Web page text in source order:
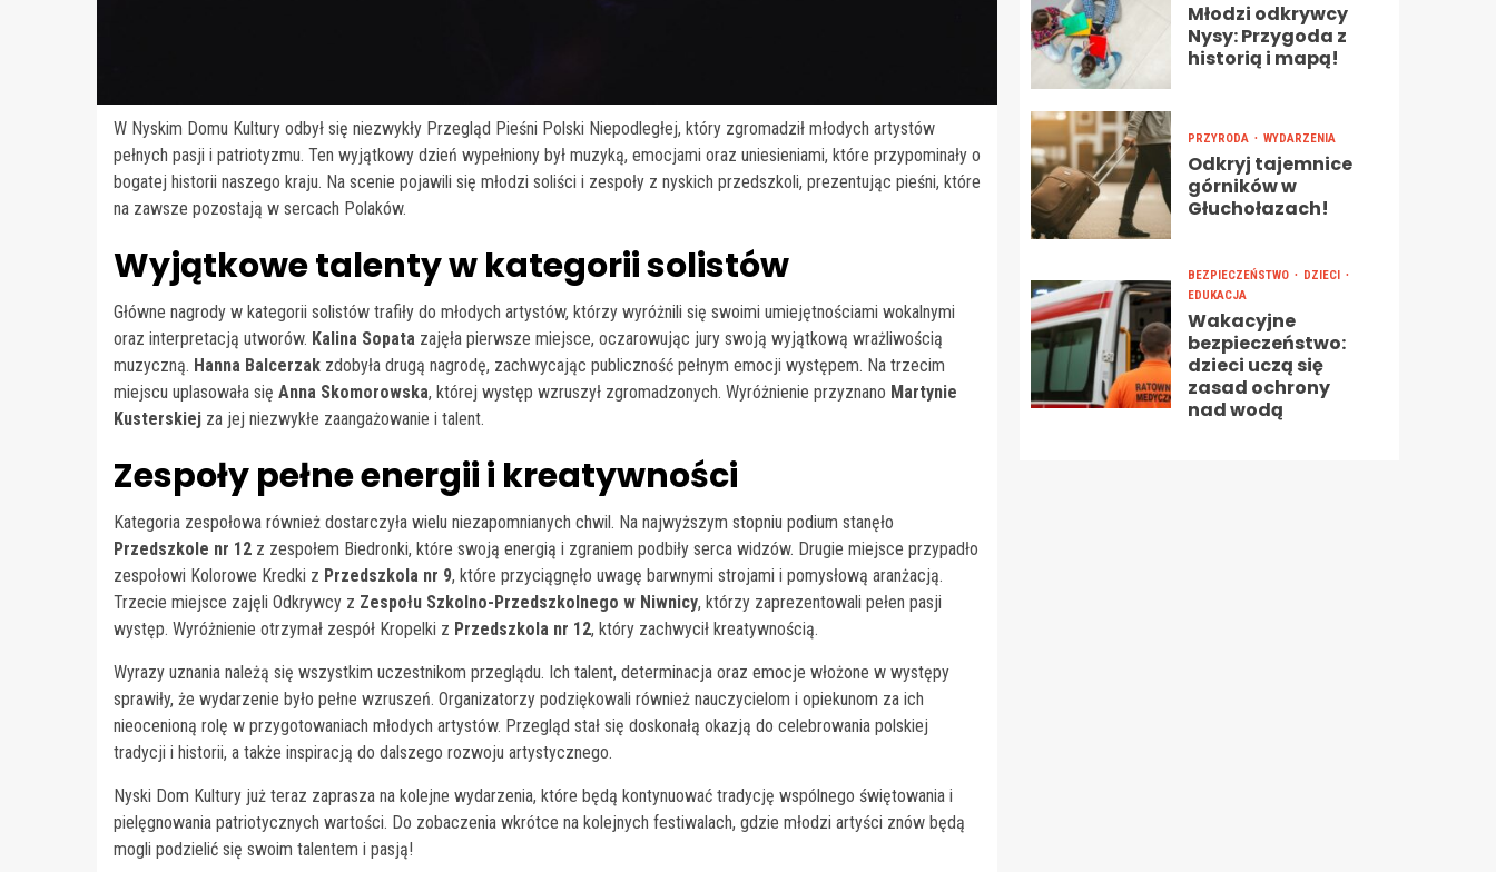
W Nyskim Domu Kultury odbył się niezwykły Przegląd Pieśni Polski Niepodległej, który zgromadził młodych artystów
pełnych pasji i patriotyzmu. Ten wyjątkowy dzień wypełniony był muzyką, emocjami oraz uniesieniami, które przypominały o
bogatej historii naszego kraju. Na scenie pojawili się młodzi soliści i zespoły z nyskich przedszkoli, prezentując pieśni, które
na zawsze pozostają w sercach Polaków.
Wyjątkowe talenty w kategorii solistów
Główne nagrody w kategorii solistów trafiły do młodych artystów, którzy wyróżnili się swoimi umiejętnościami wokalnymi
oraz interpretacją utworów. Kalina Sopata zajęła pierwsze miejsce, oczarowując jury swoją wyjątkową wrażliwością
muzyczną. Hanna Balcerzak zdobyła drugą nagrodę, zachwycając publiczność pełnym emocji występem. Na trzecim
miejscu uplasowała się Anna Skomorowska, której występ wzruszył zgromadzonych. Wyróżnienie przyznano Martynie
Kusterskiej za jej niezwykłe zaangażowanie i talent.
Zespoły pełne energii i kreatywności
Kategoria zespołowa również dostarczyła wielu niezapomnianych chwil. Na najwyższym stopniu podium stanęło
Przedszkole nr 12 z zespołem Biedronki, które swoją energią i zgraniem podbiły serca widzów. Drugie miejsce przypadło
zespołowi Kolorowe Kredki z Przedszkola nr 9, które przyciągnęło uwagę barwnymi strojami i pomysłową aranżacją.
Trzecie miejsce zajęli Odkrywcy z Zespołu Szkolno-Przedszkolnego w Niwnicy, którzy zaprezentowali pełen pasji
występ. Wyróżnienie otrzymał zespół Kropelki z Przedszkola nr 12, który zachwycił kreatywnością.
Wyrazy uznania należą się wszystkim uczestnikom przeglądu. Ich talent, determinacja oraz emocje włożone w występy
sprawiły, że wydarzenie było pełne wzruszeń. Organizatorzy podziękowali również nauczycielom i opiekunom za ich
nieocenioną rolę w przygotowaniach młodych artystów. Przegląd stał się doskonałą okazją do celebrowania polskiej
tradycji i historii, a także inspiracją do dalszego rozwoju artystycznego.
Nyski Dom Kultury już teraz zaprasza na kolejne wydarzenia, które będą kontynuować tradycję wspólnego świętowania i
pielęgnowania patriotycznych wartości. Do zobaczenia wkrótce na kolejnych festiwalach, gdzie młodzi artyści znów będą
mogli podzielić się swoim talentem i pasją!
Młodzi odkrywcy
Nysy: Przygoda z
historią i mapą!
PRZYRODA WYDARZENIA
Odkryj tajemnice
górników w
Głuchołazach!
BEZPIECZEŃSTWO
DZIECI
EDUKACJA
Wakacyjne
bezpieczeństwo:
dzieci uczą się
zasad ochrony
nad wodą